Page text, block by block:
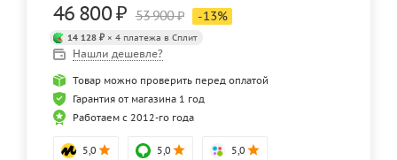
46 800₽ 53 900₽ -13%
14 128 ₽ × 4 платежа в Сплит
Нашли дешевле?
Товар можно проверить перед оплатой
Гарантия от магазина 1 год
Работаем с 2012-го года
5,0 5,0 5,0